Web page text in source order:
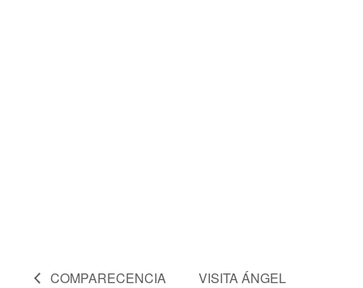
COMPARECENCIA
VISITA ÁNGEL